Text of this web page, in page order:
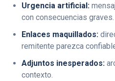
Urgencia artificial:
con consecuencias graves.
Enlaces maquillados:
remitente parezca
Adjuntos inesperados:
contexto.